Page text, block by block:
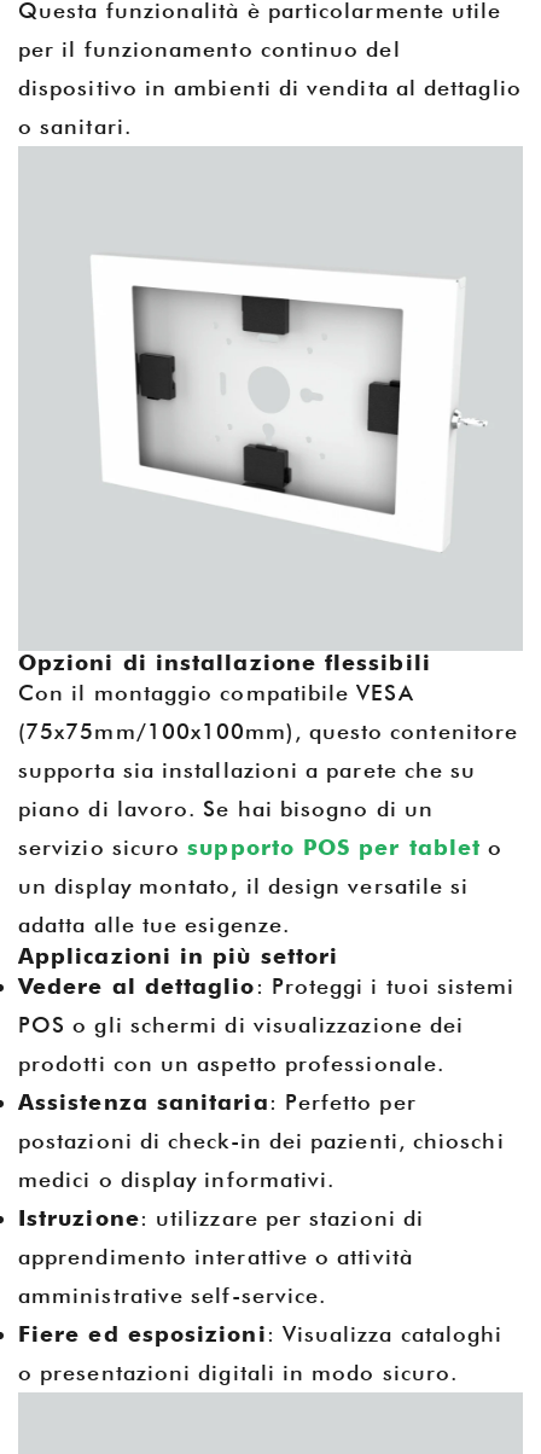
Questa funzionalità è particolarmente utile
per il funzionamento continuo del
dispositivo in ambienti di vendita al dettaglio
o sanitari.
Opzioni di installazione flessibili
Con il montaggio compatibile VESA
(75x75mm/100x100mm), questo contenitore
supporta sia installazioni a parete che su
piano di lavoro. Se hai bisogno di un
servizio sicurosupporto POS per tablet o
un display montato, il design versatile si
adatta alle tue esigenze.
Applicazioni in più settori
Vedere al dettaglio: Proteggi i tuoi sistemi
POS o gli schermi di visualizzazione dei
prodotti con un aspetto professionale.
Assistenza sanitaria: Perfetto per
postazioni di check-in dei pazienti, chioschi
medici o display informativi.
Istruzione: utilizzare per stazioni di
apprendimento interattive o attività
amministrative self-service.
Fiere ed esposizioni: Visualizza cataloghi
o presentazioni digitali in modo sicuro.